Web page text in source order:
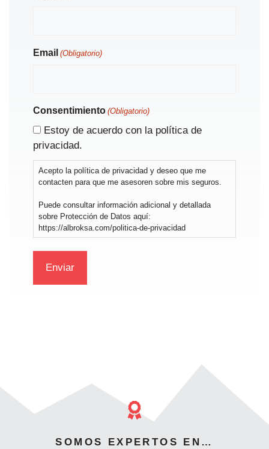
Email (Obligatorio)
Consentimiento (Obligatorio)
Estoy de acuerdo con la política de
privacidad.
Acepto la política de privacidad y deseo que me
contacten para que me asesoren sobre mis seguros.
Puede consultar información adicional y detallada
sobre Protección de Datos aquí:
https://albroksa.com/politica-de-privacidad
SOMOS EXPERTOS EN…